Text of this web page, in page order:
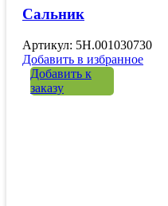
Сальник
Артикул: 5H.001030730
Добавить в избранное
Добавить к
заказу